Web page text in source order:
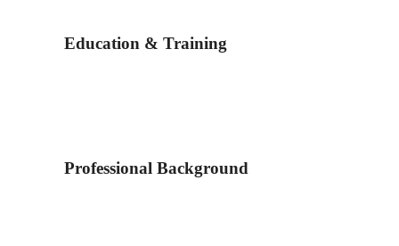
Education & Training
Professional Background